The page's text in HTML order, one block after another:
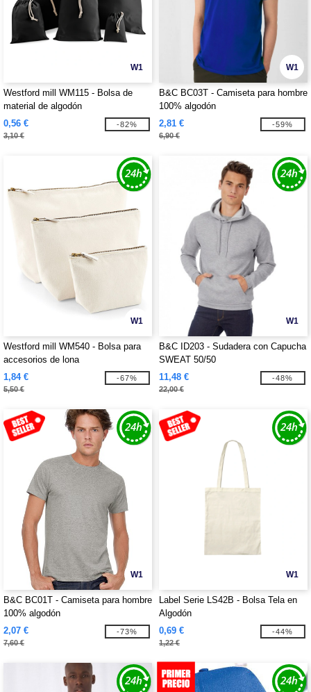
W1
Westford mill WM115 - Bolsa de
material de algodón
0,56 €
3,10 €
-82%
W1
B&C BC03T - Camiseta para hombre
100% algodón
2,81 €
6,90 €
-59%
W1
Westford mill WM540 - Bolsa para
accesorios de lona
1,84 €
5,50 €
-67%
W1
B&C ID203 - Sudadera con Capucha
SWEAT 50/50
11,48 €
22,00 €
-48%
W1
B&C BC01T - Camiseta para hombre
100% algodón
2,07 €
7,60 €
-73%
W1
Label Serie LS42B - Bolsa Tela en
Algodón
0,69 €
1,22 €
-44%